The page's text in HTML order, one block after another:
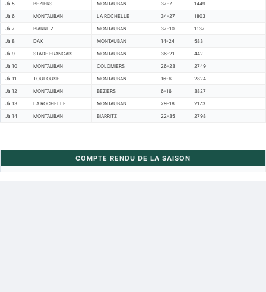
Jà 5 BEZIERS MONTAUBAN 37-7 1449
Jà 6 MONTAUBAN LA ROCHELLE 34-27 1803
Jà 7 BIARRITZ MONTAUBAN 37-10 1137
Jà 8 DAX MONTAUBAN 14-24 583
Jà 9 STADE FRANCAIS MONTAUBAN 36-21 442
Jà 10 MONTAUBAN COLOMIERS 26-23 2749
Jà 11 TOULOUSE MONTAUBAN 16-6 2824
Jà 12 MONTAUBAN BEZIERS 6-16 3827
Jà 13 LA ROCHELLE MONTAUBAN 29-18 2173
Jà 14 MONTAUBAN BIARRITZ 22-35 2798
COMPTE RENDU DE LA SAISON